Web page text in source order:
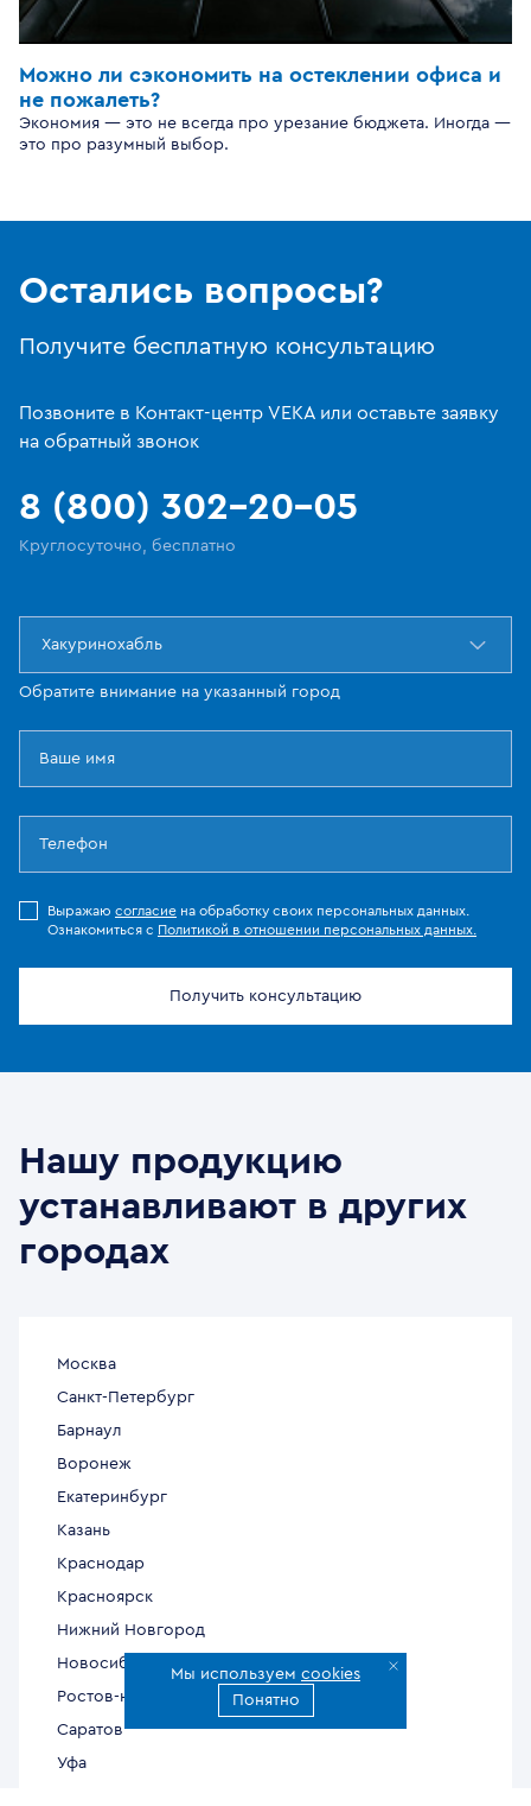
Можно ли сэкономить на остеклении офиса и
не пожалеть?
Экономия — это не всегда про урезание бюджета. Иногда —
это про разумный выбор.
Остались вопросы?
Получите бесплатную консультацию
Позвоните в Контакт-центр VEKA или оставьте заявку
на обратный звонок
8 (800) 302-20-05
Круглосуточно, бесплатно
Хакуринохабль
Обратите внимание на указанный город
Выражаю согласие на обработку своих персональных данных.
Ознакомиться с Политикой в отношении персональных данных.
Получить консультацию
Нашу продукцию
устанавливают в других
городах
Москва
Санкт-Петербург
Барнаул
Воронеж
Екатеринбург
Казань
Краснодар
Красноярск
Нижний Новгород
Новосибирск
Ростов-на-Дону
Саратов
Уфа
Мы используем cookies
Понятно